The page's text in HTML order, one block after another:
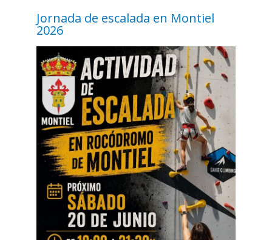
Jornada de escalada en Montiel
2026